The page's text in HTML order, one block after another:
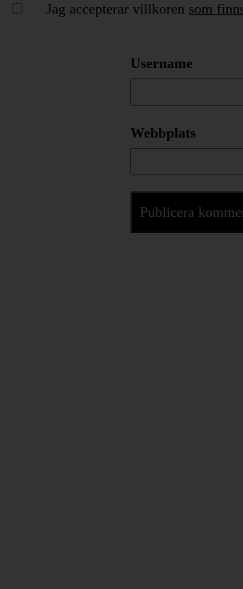
Jag accepterar villkoren som
Username
Webbplats